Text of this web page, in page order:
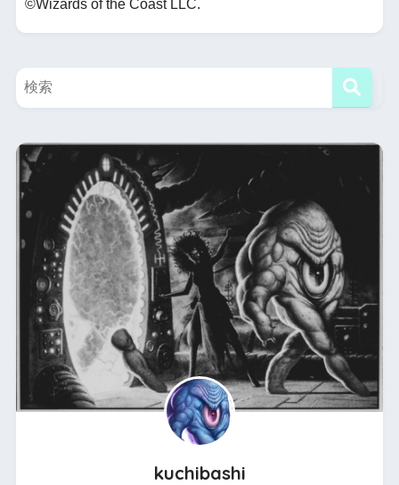
©Wizards of the Coast LLC.
kuchibashi